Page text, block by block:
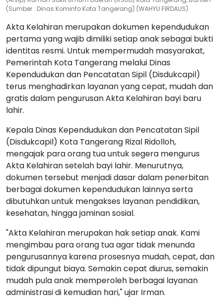
(Sumber : Dinas Kominfo Kota Tangerang) (WAHYU FIRDAUS)
Akta Kelahiran merupakan dokumen kependudukan
pertama yang wajib dimiliki setiap anak sebagai bukti
identitas resmi. Untuk mempermudah masyarakat,
Pemerintah Kota Tangerang melalui Dinas
Kependudukan dan Pencatatan Sipil (Disdukcapil)
terus menghadirkan layanan yang cepat, mudah dan
gratis dalam pengurusan Akta Kelahiran bayi baru
lahir.
Kepala Dinas Kependudukan dan Pencatatan Sipil
(Disdukcapil) Kota Tangerang Rizal Ridolloh,
mengajak para orang tua untuk segera mengurus
Akta Kelahiran setelah bayi lahir. Menurutnya,
dokumen tersebut menjadi dasar dalam penerbitan
berbagai dokumen kependudukan lainnya serta
dibutuhkan untuk mengakses layanan pendidikan,
kesehatan, hingga jaminan sosial.
"Akta Kelahiran merupakan hak setiap anak. Kami
mengimbau para orang tua agar tidak menunda
pengurusannya karena prosesnya mudah, cepat, dan
tidak dipungut biaya. Semakin cepat diurus, semakin
mudah pula anak memperoleh berbagai layanan
administrasi di kemudian hari," ujar Irman.